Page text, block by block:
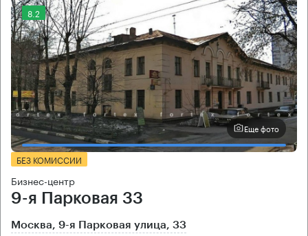
8.2
Еще фото
БЕЗ КОМИССИИ
Бизнес-центр
9-я Парковая 33
Москва, 9-я Парковая улица, 33